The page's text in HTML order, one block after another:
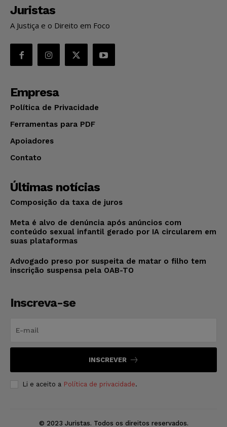
Juristas
A Justiça e o Direito em Foco
Empresa
Política de Privacidade
Ferramentas para PDF
Apoiadores
Contato
Últimas notícias
Composição da taxa de juros
Meta é alvo de denúncia após anúncios com
conteúdo sexual infantil gerado por IA circularem em
suas plataformas
Advogado preso por suspeita de matar o filho tem
inscrição suspensa pela OAB-TO
Inscreva-se
INSCREVER
Li e aceito a Política de privacidade.
© 2023 Juristas. Todos os direitos reservados.